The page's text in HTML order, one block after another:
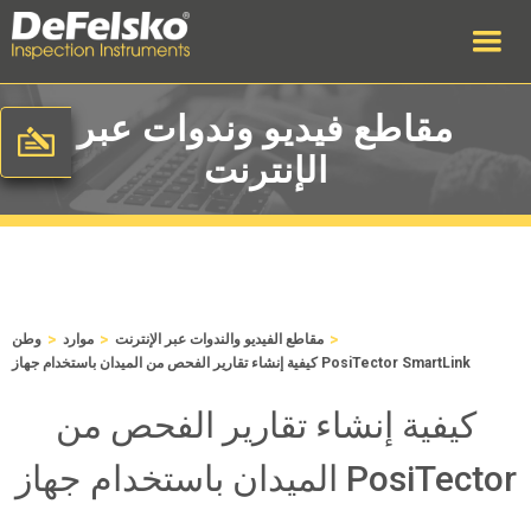
مقاطع فيديو وندوات عبر
الإنترنت
وطن > موارد > مقاطع الفيديو والندوات عبر الإنترنت >
كيفية إنشاء تقارير الفحص من الميدان باستخدام جهاز PosiTector SmartLink
كيفية إنشاء تقارير الفحص من
الميدان باستخدام جهاز PosiTector